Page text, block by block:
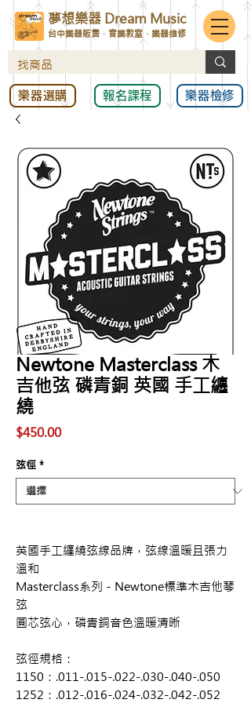
樂器選購 報名課程 樂器檢修
夢想樂器 Dream Music
台中樂器販售．音樂教室．樂器維修
Newtone Masterclass 木
吉他弦 磷青銅 英國 手工纏
繞
$450.00價
弦徑 *
英國手工纏繞弦線品牌，弦線溫暖且張力
溫和
Masterclass系列－Newtone標準木吉他琴
弦
圓芯弦心， 磷青銅音色溫暖清晰
弦徑規格：
1150：.011-.015-.022-.030-.040-.050
1252：.012-.016-.024-.032-.042-.052